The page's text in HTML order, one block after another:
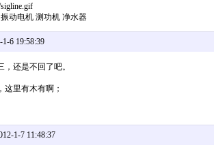
sigline.gif
动电机 测功机 净水器
6 19:58:39
还是不回了吧。
这里有木有啊；
1-7 11:48:37